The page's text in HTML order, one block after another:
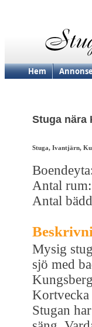
Hem
Stuga nära
Stuga, Ivantjärn,
Antal
Antal
Mysig
sjö med
Kortvecka
Stugan